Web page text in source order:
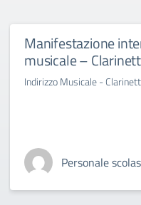
Manifestazione
musicale –
Indirizzo Musicale -
Personale